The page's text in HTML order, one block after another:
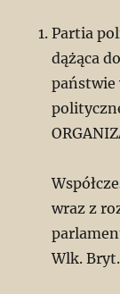
Partia
dążąca
państwie
wraz z
Wlk.